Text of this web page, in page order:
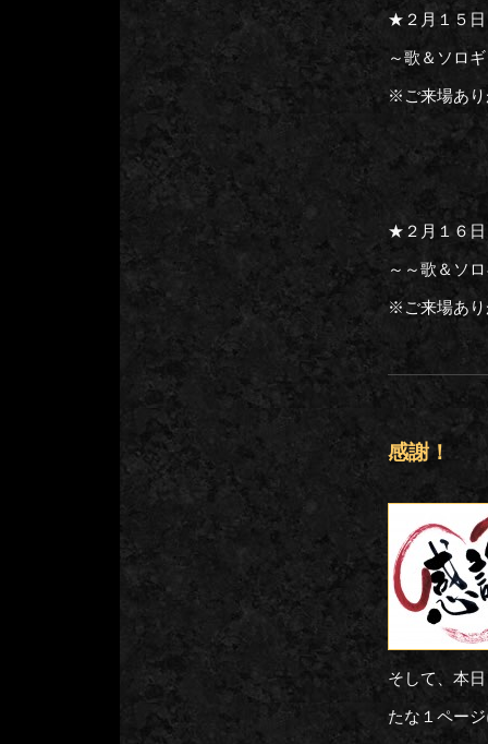
★２月１５日
～歌＆ソロ
※ご来場あり
★２月１６日
～～歌＆ソ
※ご来場あり
感謝！
そして、本
たな１ペー